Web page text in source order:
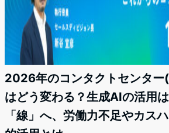
2026年のコンタクトセンター
はどう変わる？生成AIの活用
「線」へ、労働力不足やカス